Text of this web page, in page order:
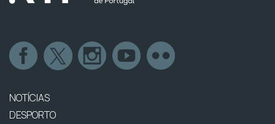
NOTÍCIAS
DESPORTO